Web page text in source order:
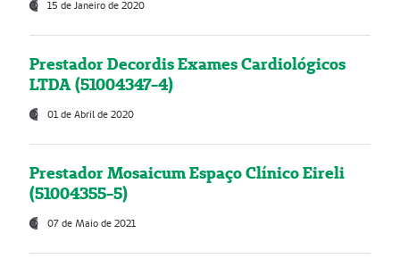
15 de Janeiro de 2020
Prestador Decordis Exames Cardiológicos
LTDA (51004347-4)
01 de Abril de 2020
Prestador Mosaicum Espaço Clínico Eireli
(51004355-5)
07 de Maio de 2021